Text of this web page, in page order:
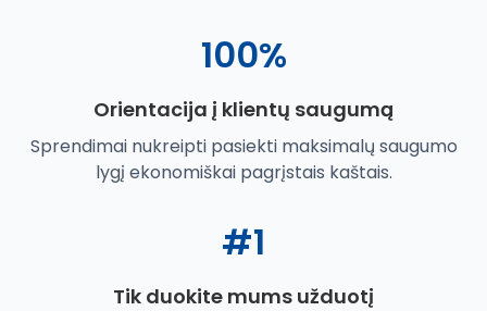
100%
Orientacija į klientų saugumą
Sprendimai nukreipti pasiekti maksimalų saugumo
lygį ekonomiškai pagrįstais kaštais.
#1
Tik duokite mums užduotį